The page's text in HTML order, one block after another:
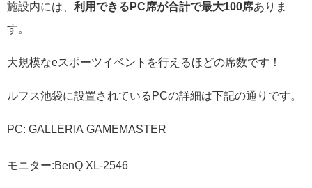
施設内には、 利用できるPC席が合計で最大100席ありま
す。
大規模なeスポーツイベントを行えるほどの席数です！
ルフス池袋に設置されているPCの詳細は下記の通りです。
PC: GALLERIA GAMEMASTER
モニター:BenQ XL-2546